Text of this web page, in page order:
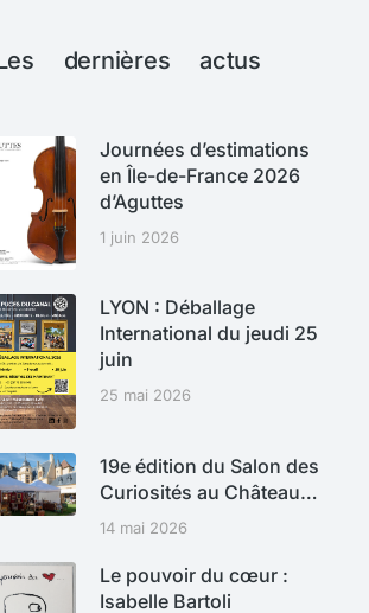
dernières actus
Journées d’estimations
en Île-de-France 2026
d’Aguttes
1 juin 2026
LYON : Déballage
International du jeudi 25
juin
25 mai 2026
19e édition du Salon des
Curiosités au Château…
14 mai 2026
Le pouvoir du cœur :
Isabelle Bartoli